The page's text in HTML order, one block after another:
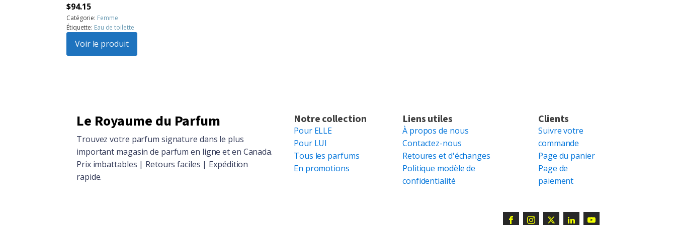
Le
prix
initial
était :
$104.86.
$94.15Le
prix
actuel
est :
$94.15.
Catégorie: Femme
Étiquette: Eau de toilette
Voir le produit
Le Royaume du Parfum
Trouvez votre parfum signature dans le plus
important magasin de parfum en ligne et en Canada.
Prix imbattables | Retours faciles | Expédition
rapide.
Notre collection
Pour ELLE
Pour LUI
Tous les parfums
En promotions
Liens utiles
À propos de nous
Contactez-nous
Retoures et d'échanges
Politique modèle de
confidentialité
Clients
Suivre votre
commande
Page du panier
Page de
paiement